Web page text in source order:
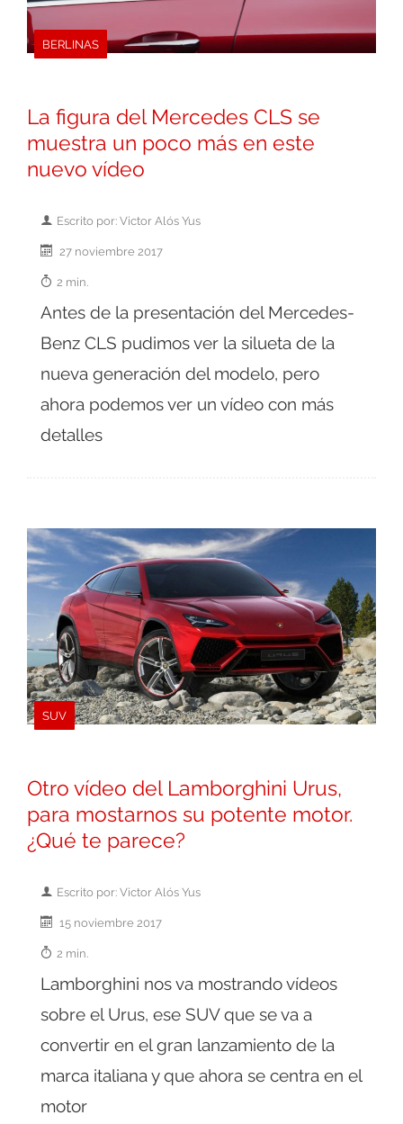
BERLINAS
La figura del Mercedes CLS se
muestra un poco más en este
nuevo vídeo
Escrito por: Victor Alós Yus
27 noviembre 2017
2 min.
Antes de la presentación del Mercedes-
Benz CLS pudimos ver la silueta de la
nueva generación del modelo, pero
ahora podemos ver un vídeo con más
detalles
SUV
Otro vídeo del Lamborghini Urus,
para mostarnos su potente motor.
¿Qué te parece?
Escrito por: Victor Alós Yus
15 noviembre 2017
2 min.
Lamborghini nos va mostrando vídeos
sobre el Urus, ese SUV que se va a
convertir en el gran lanzamiento de la
marca italiana y que ahora se centra en el
motor